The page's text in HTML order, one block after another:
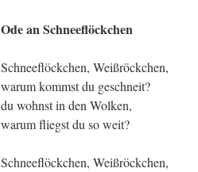
Ode an Schneeflöckchen
Schneeflöckchen, Weißröckchen,
warum kommst du geschneit?
du wohnst in den Wolken,
warum fliegst du so weit?
Schneeflöckchen, Weißröckchen,